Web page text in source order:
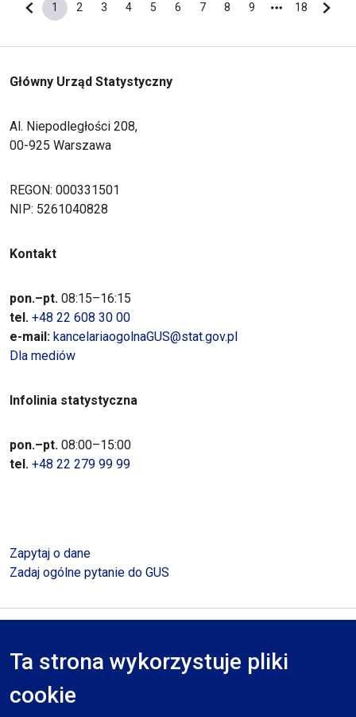
Ta strona wykorzystuje pliki
cookie
Poprzednia strona
Bieżąca strona
1
Strona
2
Strona
3
Strona
4
Strona
5
Strona
6
Strona
7
Strona
8
Strona
9
Ostatnia
18
Główny Urząd Statystyczny
Al. Niepodległości 208,
00-925 Warszawa
REGON: 000331501
NIP: 5261040828
Kontakt
pon.–pt. 08:15–16:15
tel. +48 22 608 30 00
e-mail: kancelariaogolnaGUS@stat.gov.pl
Dla mediów
Infolinia statystyczna
pon.–pt. 08:00–15:00
tel. +48 22 279 99 99
Zapytaj o dane
Zadaj ogólne pytanie do GUS
RODO